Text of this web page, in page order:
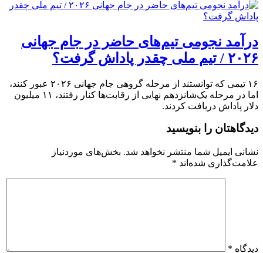
درآمد نجومی تیم‌های حاضر در جام جهانی
۲۰۲۶ / تیم ملی چقدر پاداش گرفت؟
۱۶ تیمی که توانستند از مرحله گروهی جام جهانی ۲۰۲۶ عبور کنند،
اما در مرحله یک‌شانزدهم نهایی از رقابت‌ها کنار رفتند، ۱۱ میلیون
دلار پاداش دریافت کردند.
دیدگاهتان را بنویسید
نشانی ایمیل شما منتشر نخواهد شد. بخش‌های موردنیاز
علامت‌گذاری شده‌اند *
دیدگاه *